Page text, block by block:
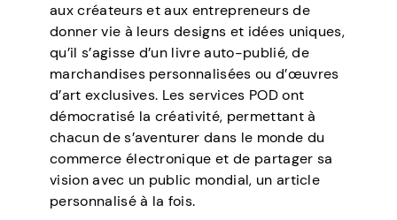
aux créateurs et aux entrepreneurs de
donner vie à leurs designs et idées uniques,
qu’il s’agisse d’un livre auto-publié, de
marchandises personnalisées ou d’œuvres
d’art exclusives. Les services POD ont
démocratisé la créativité, permettant à
chacun de s’aventurer dans le monde du
commerce électronique et de partager sa
vision avec un public mondial, un article
personnalisé à la fois.